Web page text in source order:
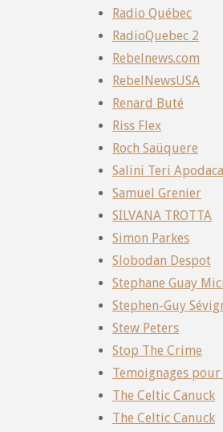
Radio Québec
RadioQuebec 2
Rebelnews.com
RebelNewsUSA
Renard Buté
Riss Flex
Roch Saüquere
Salini Teri Apodaca
Samuel Grenier
SILVANA TROTTA
Simon Parkes
Slobodan Despot
Stephane Guay
Stephen-Guy
Stew Peters
Stop The Crime
Temoignages
The Celtic Canuck
The Celtic Canuck